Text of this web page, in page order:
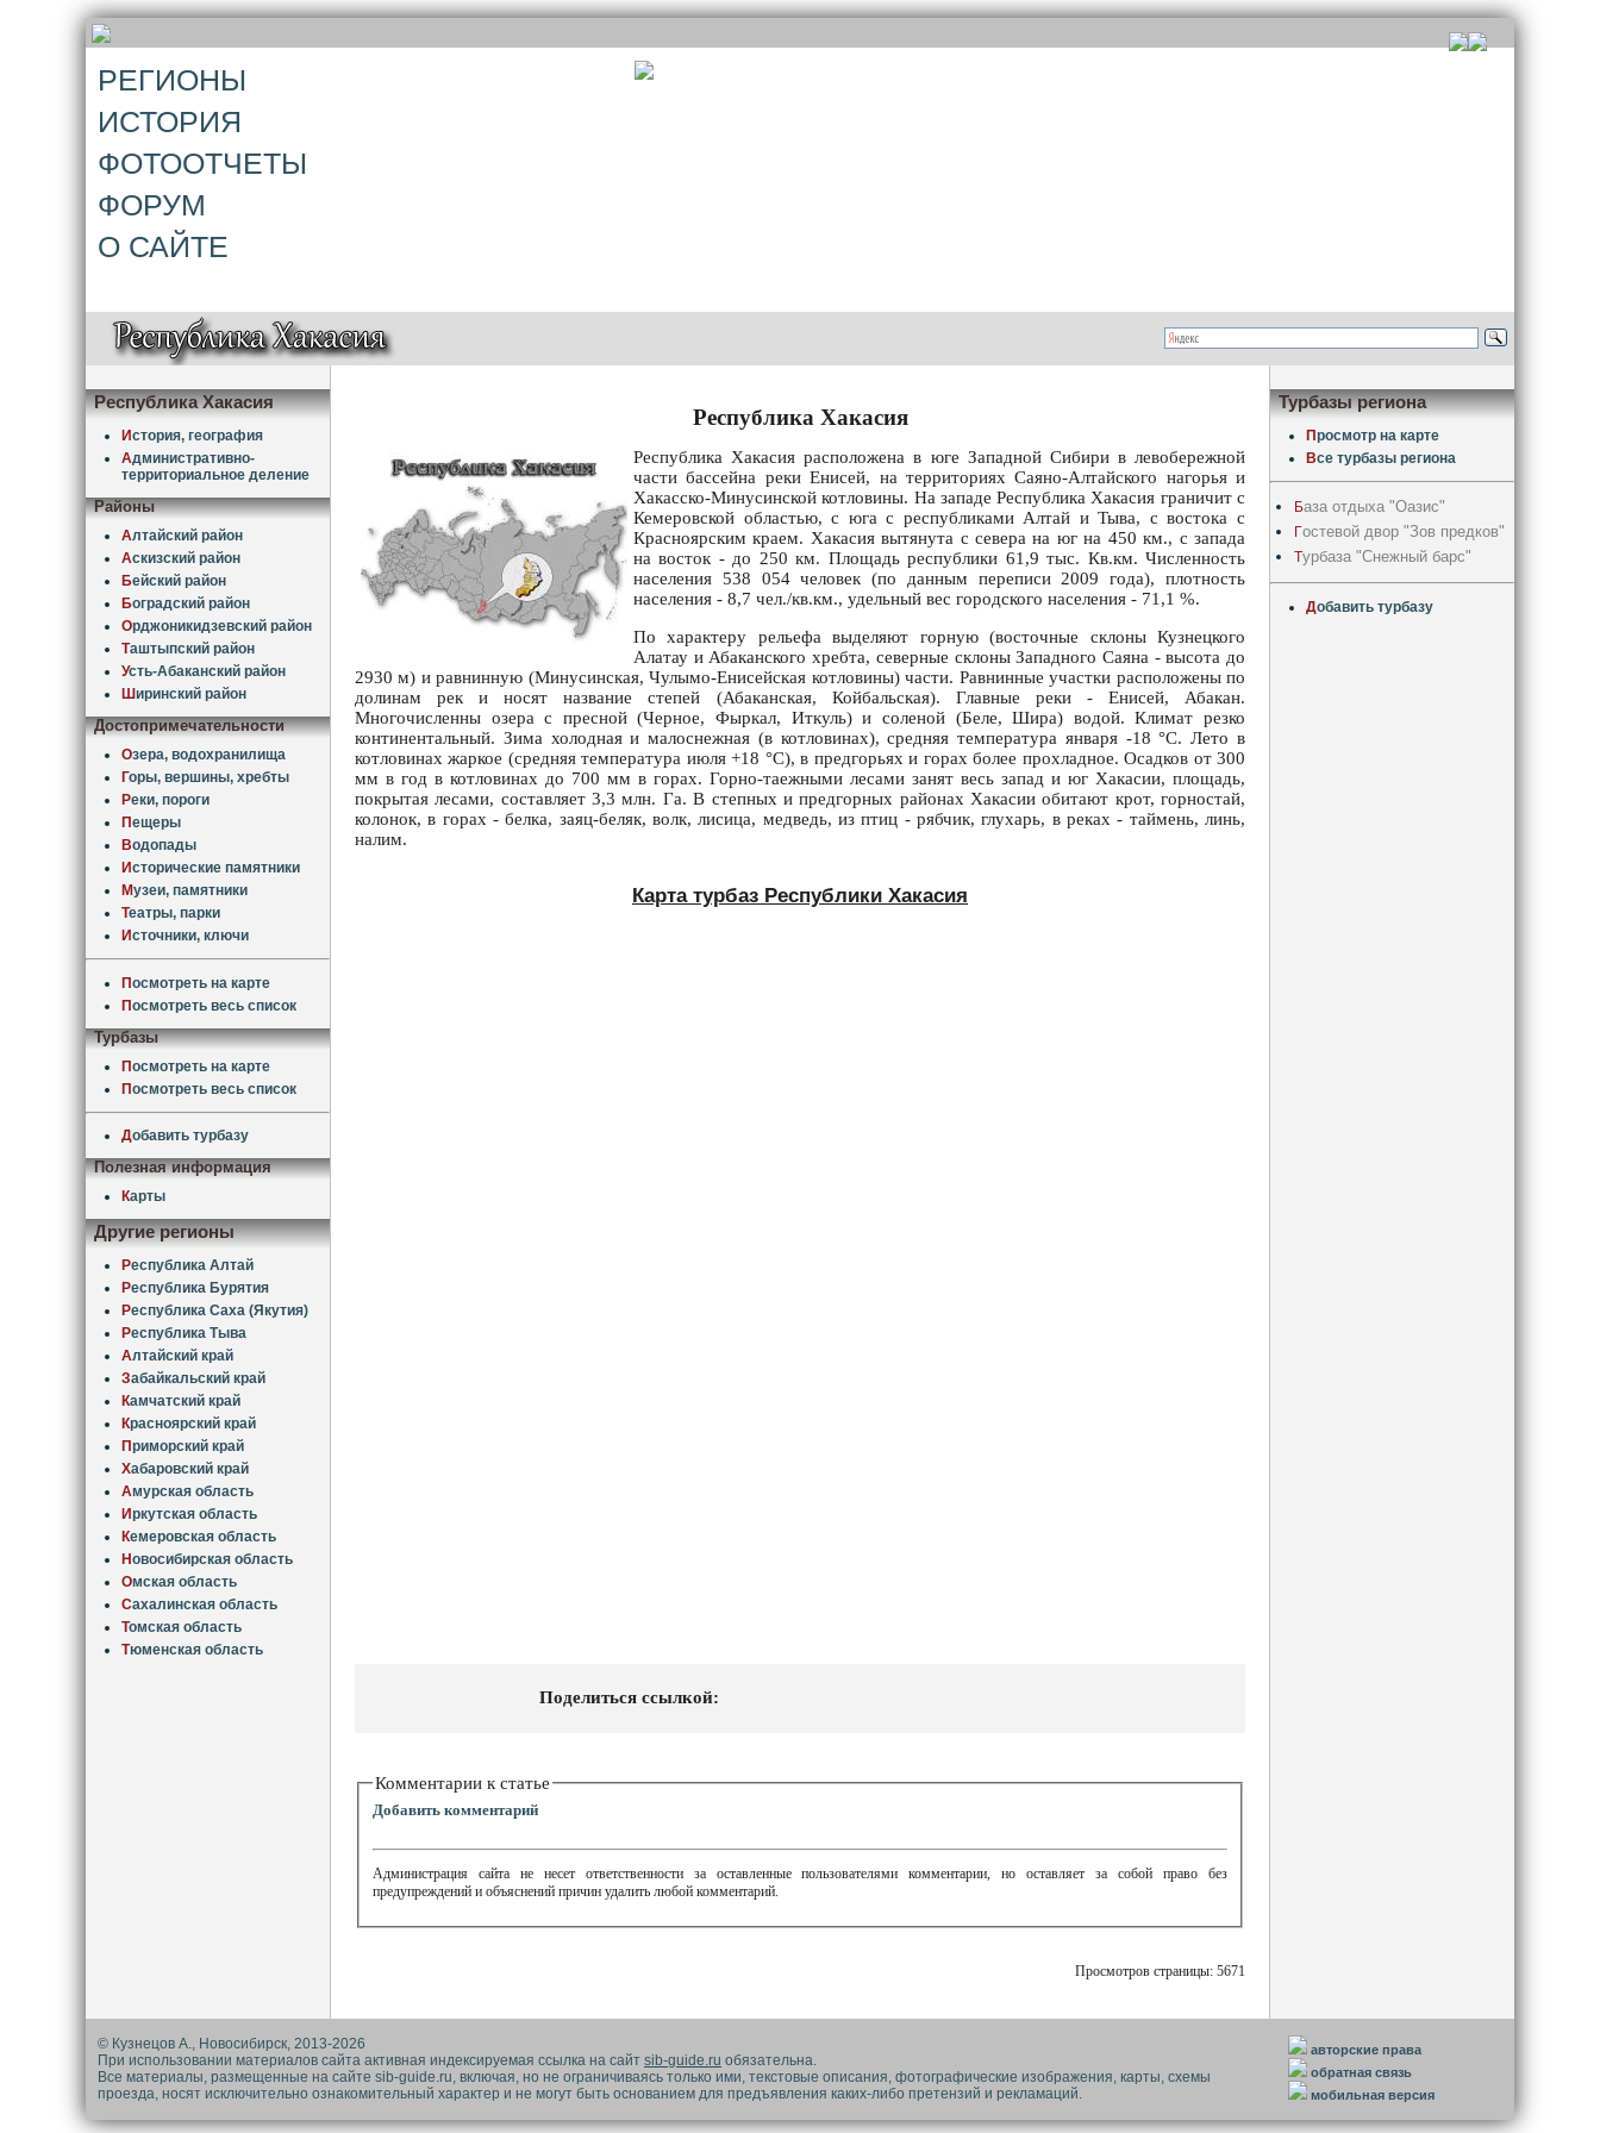
РЕГИОНЫ
ИСТОРИЯ
ФОТООТЧЕТЫ
ФОРУМ
О САЙТЕ
Республика Хакасия
История, география
Административно-
территориальное деление
Районы
Алтайский район
Аскизский район
Бейский район
Боградский район
Орджоникидзевский район
Таштыпский район
Усть-Абаканский район
Ширинский район
Достопримечательности
Озера, водохранилища
Горы, вершины, хребты
Реки, пороги
Пещеры
Водопады
Исторические памятники
Музеи, памятники
Театры, парки
Источники, ключи
Посмотреть на карте
Посмотреть весь список
Турбазы
Посмотреть на карте
Посмотреть весь список
Добавить турбазу
Полезная информация
Карты
Другие регионы
Республика Алтай
Республика Бурятия
Республика Саха (Якутия)
Республика Тыва
Алтайский край
Забайкальский край
Камчатский край
Красноярский край
Приморский край
Хабаровский край
Амурская область
Иркутская область
Кемеровская область
Новосибирская область
Омская область
Сахалинская область
Томская область
Тюменская область
Республика Хакасия
Республика Хакасия расположена в юге Западной Сибири в левобережной
части бассейна реки Енисей, на территориях Саяно-Алтайского нагорья и
Хакасско-Минусинской котловины. На западе Республика Хакасия граничит с
Кемеровской областью, с юга с республиками Алтай и Тыва, с востока с
Красноярским краем. Хакасия вытянута с севера на юг на 450 км., с запада
на восток - до 250 км. Площадь республики 61,9 тыс. Кв.км. Численность
населения 538 054 человек (по данным переписи 2009 года), плотность
населения - 8,7 чел./кв.км., удельный вес городского населения - 71,1 %.
По характеру рельефа выделяют горную (восточные склоны Кузнецкого
Алатау и Абаканского хребта, северные склоны Западного Саяна - высота до
2930 м) и равнинную (Минусинская, Чулымо-Енисейская котловины) части. Равнинные участки расположены по
долинам рек и носят название степей (Абаканская, Койбальская). Главные реки - Енисей, Абакан.
Многочисленны озера с пресной (Черное, Фыркал, Иткуль) и соленой (Беле, Шира) водой. Климат резко
континентальный. Зима холодная и малоснежная (в котловинах), средняя температура января -18 °С. Лето в
котловинах жаркое (средняя температура июля +18 °С), в предгорьях и горах более прохладное. Осадков от 300
мм в год в котловинах до 700 мм в горах. Горно-таежными лесами занят весь запад и юг Хакасии, площадь,
покрытая лесами, составляет 3,3 млн. Га. В степных и предгорных районах Хакасии обитают крот, горностай,
колонок, в горах - белка, заяц-беляк, волк, лисица, медведь, из птиц - рябчик, глухарь, в реках - таймень, линь,
налим.
Карта турбаз Республики Хакасия
Поделиться ссылкой:
Комментарии к статье
Добавить комментарий
Администрация сайта не несет ответственности за оставленные пользователями комментарии, но оставляет за собой право без
предупреждений и объяснений причин удалить любой комментарий.
Просмотров страницы: 5671
Турбазы региона
Просмотр на карте
Все турбазы региона
База отдыха "Оазис"
Гостевой двор "Зов предков"
Турбаза "Снежный барс"
Добавить турбазу
© Кузнецов А., Новосибирск, 2013-2026
При использовании материалов сайта активная индексируемая ссылка на сайт sib-guide.ru обязательна.
Все материалы, размещенные на сайте sib-guide.ru, включая, но не ограничиваясь только ими, текстовые описания, фотографические изображения, карты, схемы
проезда, носят исключительно ознакомительный характер и не могут быть основанием для предъявления каких-либо претензий и рекламаций.
авторские права
обратная связь
мобильная версия